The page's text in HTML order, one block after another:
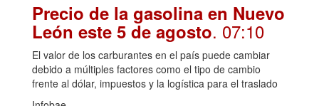
Precio de la gasolina en Nuevo
León este 5 de agosto. 07:10
El valor de los carburantes en el país puede cambiar
debido a múltiples factores como el tipo de cambio
frente al dólar, impuestos y la logística para el traslado